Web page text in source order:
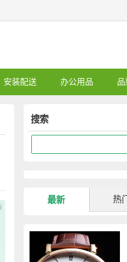
安装配送 办公用品
搜索
最新 热